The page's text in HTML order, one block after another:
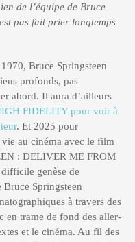
de l’équipe de Bruce
pas fait prier longtemps
Bruce Springsteen
profonds, pas
abord. Il aura d’ailleurs
FIDELITY pour voir à
. Et 2025 pour
vie au cinéma avec le film
: DELIVER ME FROM
genèse de
Springsteen
à travers des
en trame de fond des aller-
et le cinéma. Au fil des